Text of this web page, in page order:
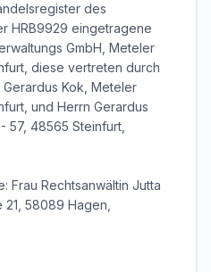
des
HRB9929 eingetragene
GmbH, Meteler
diese vertreten durch
Kok, Meteler
und Herrn Gerardus
57, 48565 Steinfurt,
Frau Rechtsanwältin Jutta
58089 Hagen,